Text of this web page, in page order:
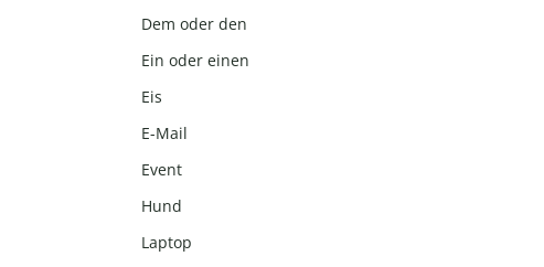
Dem oder den
Ein oder einen
Eis
E-Mail
Event
Hund
Laptop